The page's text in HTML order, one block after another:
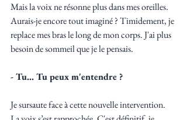
Mais la voix ne résonne plus dans mes oreilles.
Aurais-je encore tout imaginé ? Timidement, je
replace mes bras le long de mon corps. J'ai plus
besoin de sommeil que je le pensais.
- Tu... Tu peux m'entendre ?
Je sursaute face à cette nouvelle intervention.